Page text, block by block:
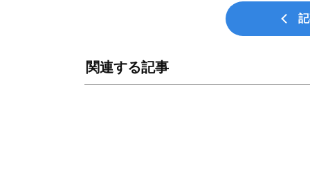
関連する記事